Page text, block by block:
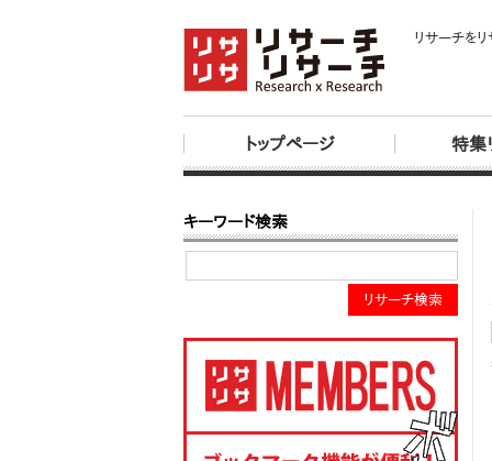
リサーチを
トップページ 特集
キーワード検索
リサーチ検索